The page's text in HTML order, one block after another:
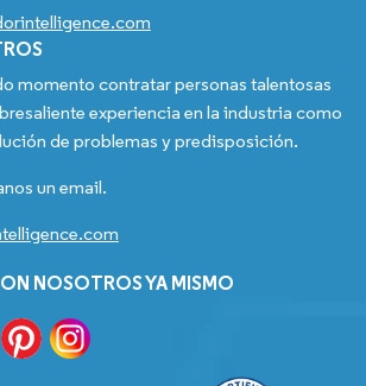
momento contratar personas talentosas
experiencia en la industria como
de problemas y predisposición.
un email.
NOSOTROS YA MISMO